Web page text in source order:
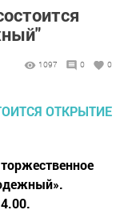
1097 0 0